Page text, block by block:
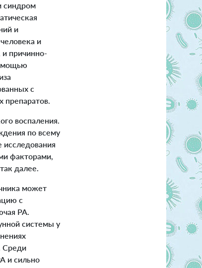
синдром
и
и
и причинно-
с
препаратов.
воспаления.
по всему
исследования
факторами,
далее.
может
с
РА.
системы у
Среди
и сильно